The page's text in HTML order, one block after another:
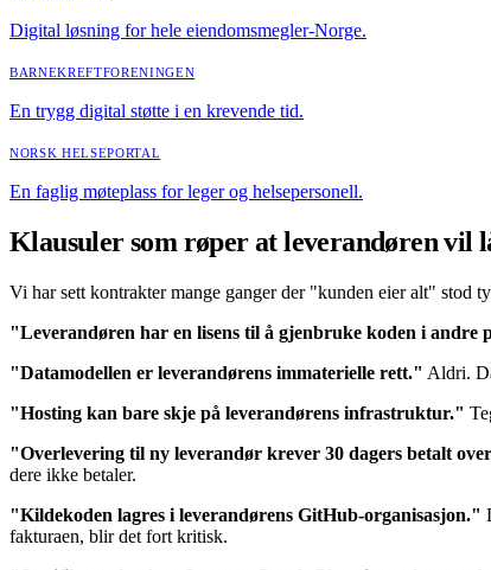
Digital løsning for hele eiendomsmegler-Norge.
BARNEKREFTFORENINGEN
En trygg digital støtte i en krevende tid.
NORSK HELSEPORTAL
En faglig møteplass for leger og helsepersonell.
Klausuler som røper at leverandøren vil
Vi har sett kontrakter mange ganger der "kunden eier alt" stod
"Leverandøren har en lisens til å gjenbruke koden i andre
"Datamodellen er leverandørens immaterielle rett." Aldri.
"Hosting kan bare skje på leverandørens infrastruktur."
"Overlevering til ny leverandør krever 30 dagers betalt
dere ikke betaler.
"Kildekoden lagres i leverandørens GitHub-organisasjon."
fakturaen, blir det fort kritisk.